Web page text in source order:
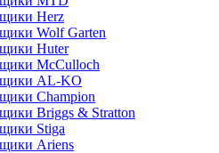
Herz
Wolf Garten
Huter
McCulloch
AL-KO
Champion
Briggs & Stratton
Stiga
Ariens